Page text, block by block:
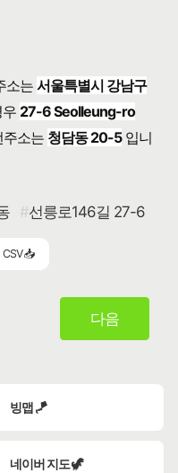
소는서울특별시 강남구
27-6 Seolleung-ro
소는 청담동 20-5입니
선릉로146길 27-6
CSV 📥
다음
빙맵 🪁
네이버 지도 🦖